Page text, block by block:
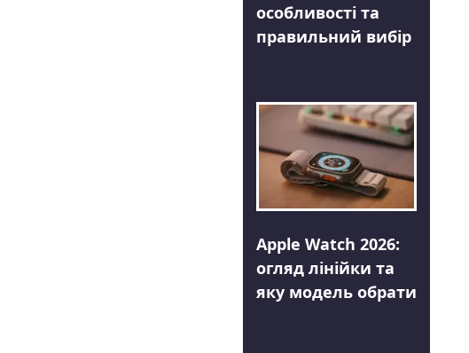
особливості та
правильний вибір
Apple Watch 2026:
огляд лінійки та
яку модель обрати